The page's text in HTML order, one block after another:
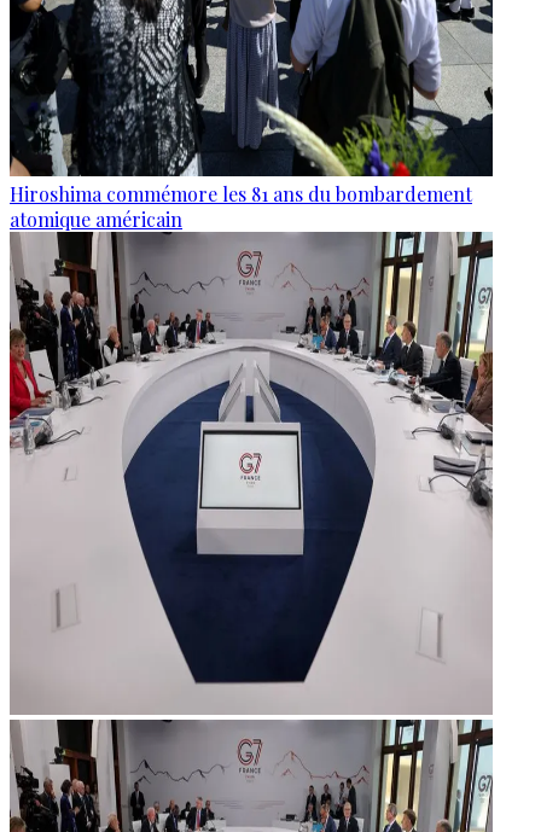
Hiroshima commémore les 81 ans du bombardement
atomique américain